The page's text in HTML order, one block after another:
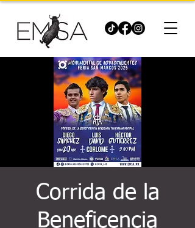
Corrida de la
Beneficencia